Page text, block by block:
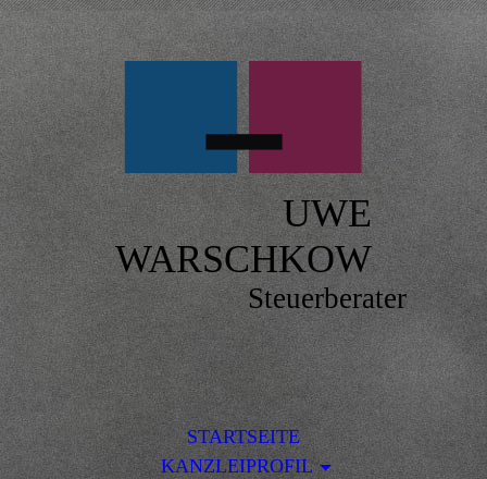
UWE
WARSCHKOW
Steuerberater
STARTSEITE
KANZLEIPROFIL